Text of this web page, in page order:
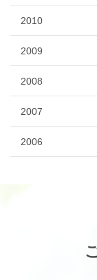
2010
2009
2008
2007
2006